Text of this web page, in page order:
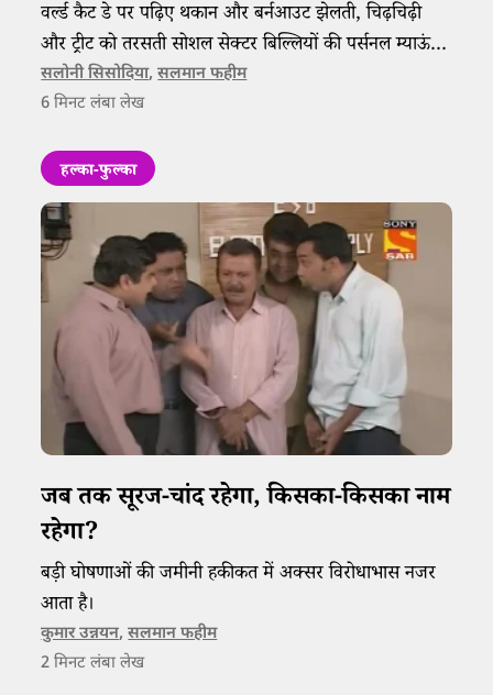
वर्ल्ड कैट डे पर पढ़िए थकान और बर्नआउट झेलती, चिढ़चिढ़ी
और ट्रीट को तरसती सोशल सेक्टर बिल्लियों की पर्सनल म्याऊं
डायरी।
सलोनी सिसोदिया,सलमान फहीम
6 मिनट लंबा लेख
हल्का-फुल्का
जब तक सूरज-चांद रहेगा, किसका-किसका नाम
रहेगा?​​
बड़ी घोषणाओं की जमीनी हकीकत में अक्सर विरोधाभास नजर
आता है।
कुमार उन्नयन,सलमान फहीम
2 मिनट लंबा लेख